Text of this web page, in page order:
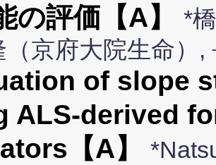
の評価【A】
*
（京府大院生命）
of slope
ALS-derived
【A】